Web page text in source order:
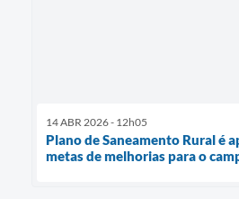
14 ABR 2026 - 12h05
Plano de Saneamento Rural é
metas de melhorias para o